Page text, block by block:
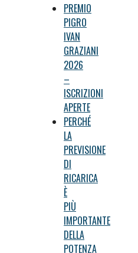
PREMIO
PIGRO
IVAN
GRAZIANI
2026
–
ISCRIZIONI
APERTE
PERCHÉ
LA
PREVISIONE
DI
RICARICA
È
PIÙ
IMPORTANTE
DELLA
POTENZA